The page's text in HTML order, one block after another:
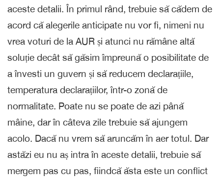
aceste detalii. În primul rând, trebuie să cădem de
acord că alegerile anticipate nu vor fi, nimeni nu
vrea voturi de la AUR și atunci nu rămâne altă
soluție decât să găsim împreună o posibilitate de
a învesti un guvern și să reducem declarațiile,
temperatura declarațiilor, într-o zonă de
normalitate. Poate nu se poate de azi până
mâine, dar în câteva zile trebuie să ajungem
acolo. Dacă nu vrem să aruncăm în aer totul. Dar
astăzi eu nu aș intra în aceste detalii, trebuie să
mergem pas cu pas, fiindcă ăsta este un conflict